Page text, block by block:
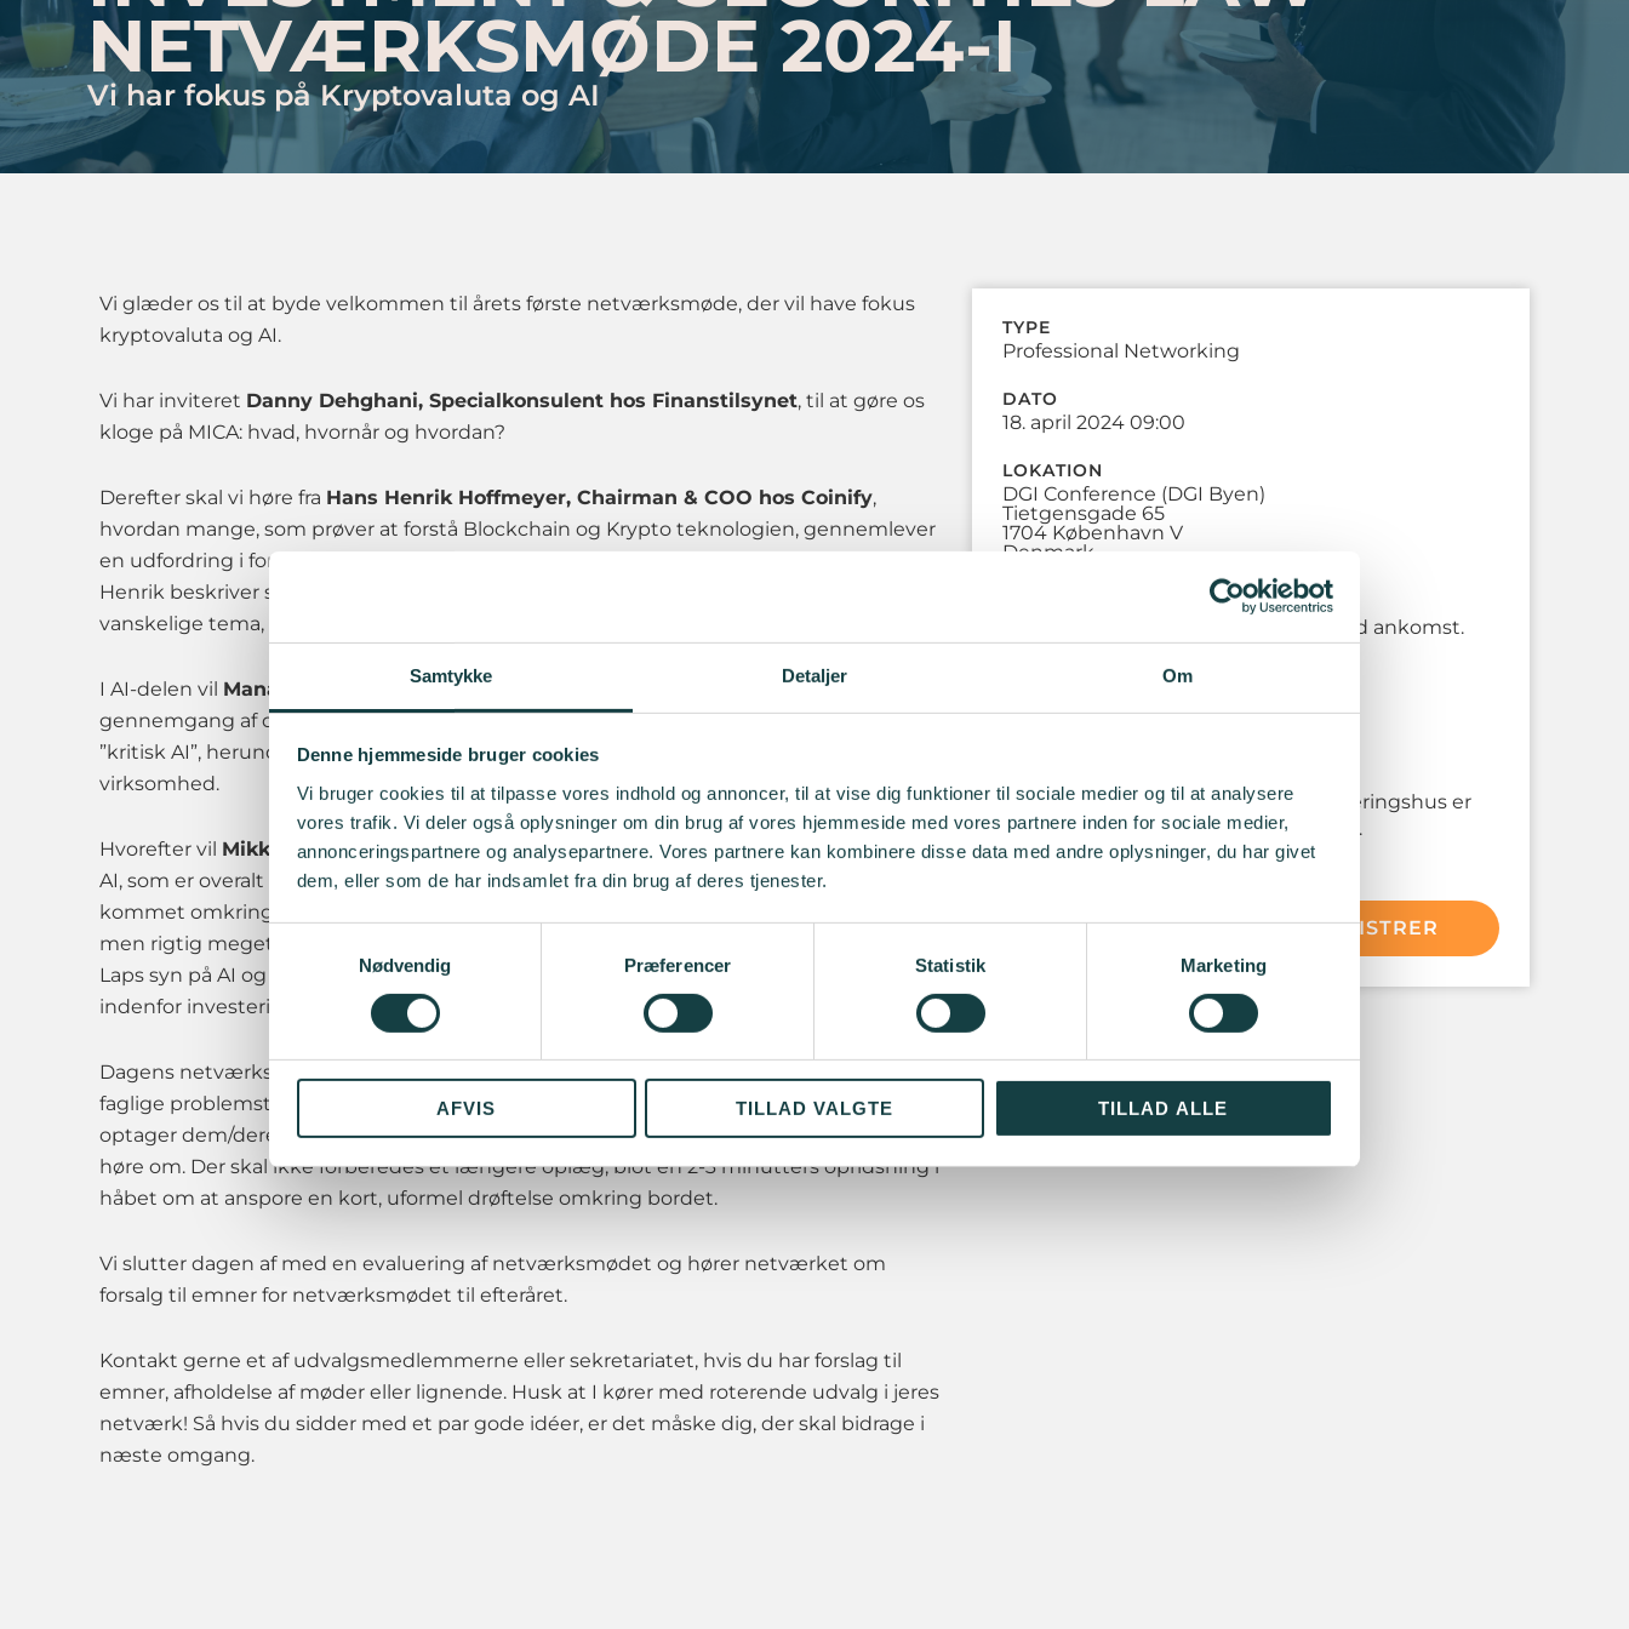
Samtykke Detaljer Om
Denne hjemmeside bruger cookies
Vi bruger cookies til at tilpasse vores indhold og annoncer, til at vise dig funktioner til sociale medier og til at analysere
vores trafik. Vi deler også oplysninger om din brug af vores hjemmeside med vores partnere inden for sociale medier,
annonceringspartnere og analysepartnere. Vores partnere kan kombinere disse data med andre oplysninger, du har givet
dem, eller som de har indsamlet fra din brug af deres tjenester.
Samtykkevalg
Nødvendig
Præferencer Statistik Marketing
AFVIS TILLAD VALGTE TILLAD ALLE
NETVÆRKSMØDE 2024-I
Vi har fokus på Kryptovaluta og AI
Vi glæder os til at byde velkommen til årets første netværksmøde, der vil have fokus
kryptovaluta og AI.
Vi har inviteret Danny Dehghani, Specialkonsulent hos Finanstilsynet, til at gøre os
kloge på MICA: hvad, hvornår og hvordan?
Derefter skal vi høre fra Hans Henrik Hoffmeyer, Chairman & COO hos Coinify,
hvordan mange, som prøver at forstå Blockchain og Krypto teknologien, gennemlever
en udfordring i forståelse og sammenligning til den finansielle verden, vi kender. Hans
Henrik beskriver sin egen modenhedsrejse og bibringer til en bedre forståelse af dette
vanskelige tema, og med 10 års erfaring sætter fokus på, hvor vi står i dag.
I AI-delen vil Managing Associate hos Bech-Bruun, Peter Lind Nielsen, give en kort
gennemgang af den kommende AI-forordning og krav til navnlig udvikling og brug af
”kritisk AI”, herunder krav til dokumentation, indberetning og brug i relation til finansiel
virksomhed.
Hvorefter vil Mikkel Brichthor Petersen, Investeringsdirektør hos AI Alpha Lab, se på
AI, som er overalt og ingen steder. For på trods af den opmærksomhed og hype, der er
kommet omkring AI, er faktum, at det har meget lidt at gøre med kunstig intelligens,
men rigtig meget med menneskelig intelligens. I dette indlæg vil Mikkel give AI Alpha
Laps syn på AI og hvordan de bruger det i praksis til at løse et meget specifikt problem
indenfor investering.
Dagens netværksaktiviteter er blandt andet “Bordet rundt” med fokus på aktuelle
faglige problemstillinger. Alle bedes venligst tænke over en aktuel problemstilling, der
optager dem/deres organisation, og som det kunne være interessant for netværket at
høre om. Der skal ikke forberedes et længere oplæg, blot en 2-3 minutters opridsning i
håbet om at anspore en kort, uformel drøftelse omkring bordet.
Vi slutter dagen af med en evaluering af netværksmødet og hører netværket om
forsalg til emner for netværksmødet til efteråret.
Kontakt gerne et af udvalgsmedlemmerne eller sekretariatet, hvis du har forslag til
emner, afholdelse af møder eller lignende. Husk at I kører med roterende udvalg i jeres
netværk! Så hvis du sidder med et par gode idéer, er det måske dig, der skal bidrage i
næste omgang.
TYPE
Professional Networking
DATO
18. april 2024 09:00
LOKATION
DGI Conference (DGI Byen)
Tietgensgade 65
1704 København V
Denmark
Mødelokale oplyses i receptionen ved ankomst.
Få minutters gang fra Københavns
Hovedbanegård.
Nærmeste offentlige betalings parkeringshus er
DGI-byens Parkeringshus, Staldgade.
LÆS MERE REGISTRER